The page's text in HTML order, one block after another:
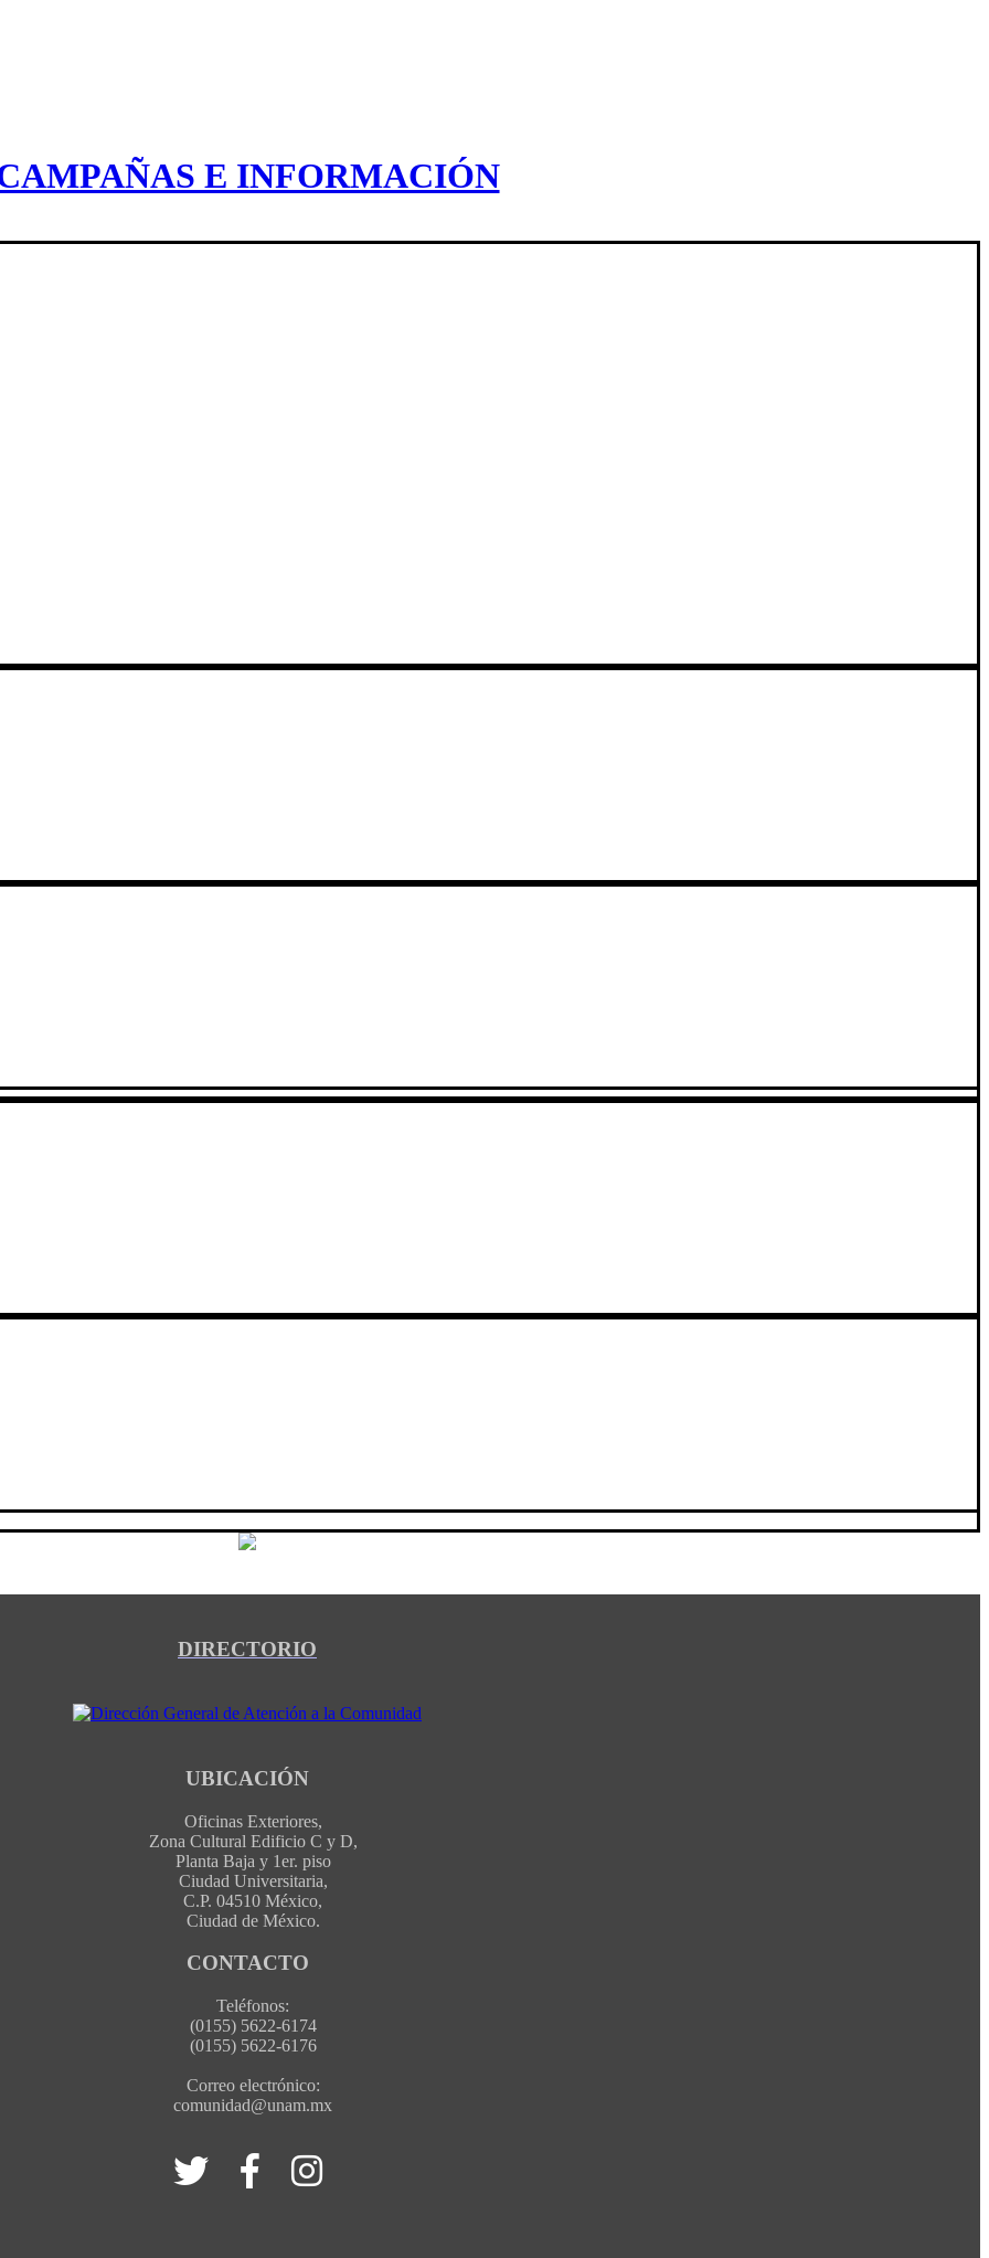
E INFORMACIÓN
DIRECTORIO
UBICACIÓN
Oficinas Exteriores,
Zona Cultural Edificio C y D,
Planta Baja y 1er. piso
Ciudad Universitaria,
C.P. 04510 México,
Ciudad de México.
CONTACTO
Teléfonos:
(0155) 5622-6174
(0155) 5622-6176
Correo electrónico:
comunidad@unam.mx